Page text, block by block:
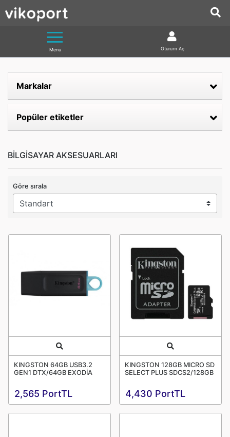
Menu Oturum Aç
Markalar
Popüler etiketler
BİLGİSAYAR AKSESUARLARI
Göre sırala
Quick View
KINGSTON 64GB USB3.2
GEN1 DTX/64GB EXODİA
2,565 PortTL
Quick View
KINGSTON 128GB MICRO SD
SELECT PLUS SDCS2/128GB
4,430 PortTL